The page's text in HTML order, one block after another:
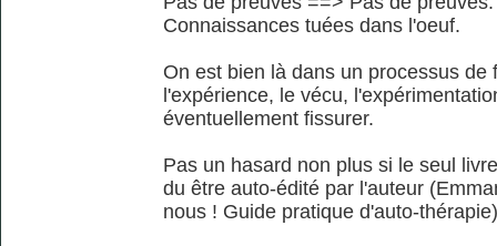
Connaissances tuées dans l'oeuf.
On est bien là dans un processus
l'expérience, le vécu,
éventuellement fissurer.
Pas un hasard non plus si le seul
du être auto-édité par l'auteur
nous ! Guide pratique d'auto-thérapie)